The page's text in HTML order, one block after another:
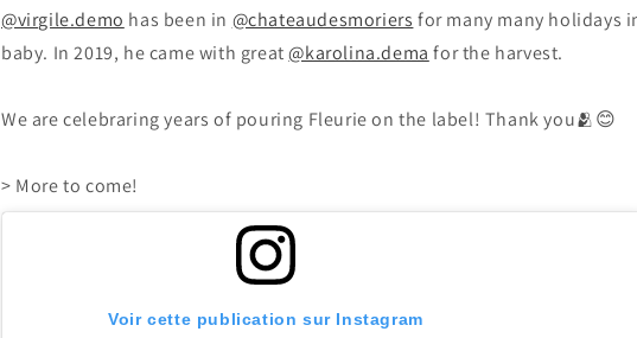
@virgile.demo has been in @chateaudesmoriers for many many holidays
baby. In 2019, he came with great@karolina.dema for the harvest.
We are celebraring years of pouring Fleurie on the label! Thank you🫂😊
> More to come!
Voir cette publication sur Instagram